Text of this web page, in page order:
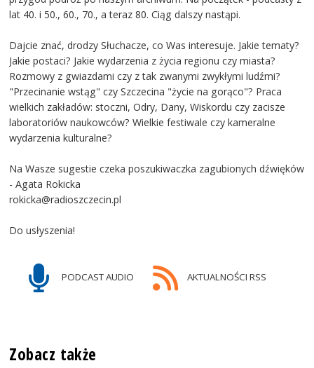
lat 40. i 50., 60., 70., a teraz 80. Ciąg dalszy nastąpi.
Dajcie znać, drodzy Słuchacze, co Was interesuje. Jakie tematy?
Jakie postaci? Jakie wydarzenia z życia regionu czy miasta?
Rozmowy z gwiazdami czy z tak zwanymi zwykłymi ludźmi?
"Przecinanie wstąg" czy Szczecina "życie na gorąco"? Praca
wielkich zakładów: stoczni, Odry, Dany, Wiskordu czy zacisze
laboratoriów naukowców? Wielkie festiwale czy kameralne
wydarzenia kulturalne?
Na Wasze sugestie czeka poszukiwaczka zagubionych dźwięków
- Agata Rokicka
rokicka@radioszczecin.pl
Do usłyszenia!
PODCAST AUDIO AKTUALNOŚCI RSS
Zobacz także